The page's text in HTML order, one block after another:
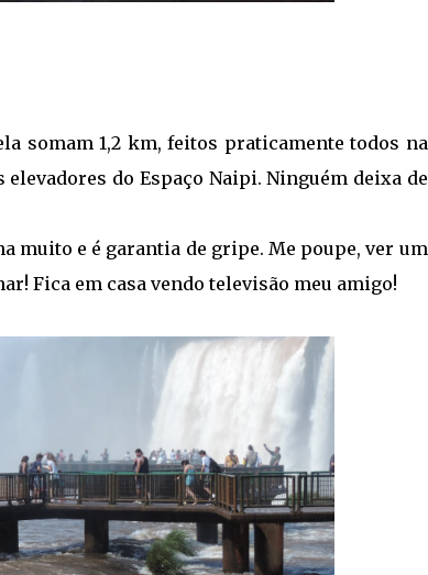
somam 1,2 km, feitos praticamente todos na
do Espaço Naipi. Ninguém deixa de
muito e é garantia de gripe. Me poupe, ver um
Fica em casa vendo televisão meu amigo!